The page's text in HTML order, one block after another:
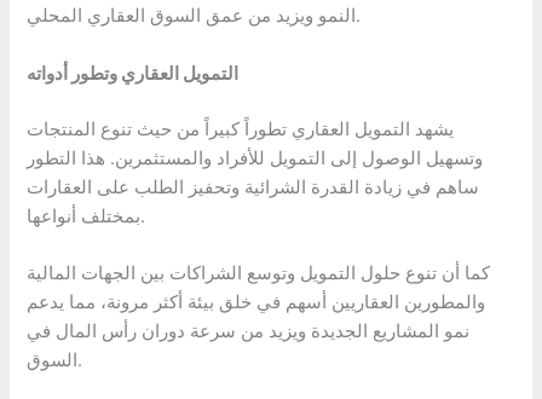
النمو ويزيد من عمق السوق العقاري المحلي.
التمويل العقاري وتطور أدواته
يشهد التمويل العقاري تطوراً كبيراً من حيث تنوع المنتجات
وتسهيل الوصول إلى التمويل للأفراد والمستثمرين. هذا التطور
ساهم في زيادة القدرة الشرائية وتحفيز الطلب على العقارات
بمختلف أنواعها.
كما أن تنوع حلول التمويل وتوسع الشراكات بين الجهات المالية
والمطورين العقاريين أسهم في خلق بيئة أكثر مرونة، مما يدعم
نمو المشاريع الجديدة ويزيد من سرعة دوران رأس المال في
السوق.